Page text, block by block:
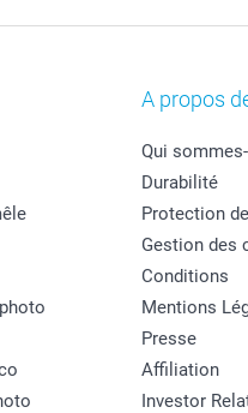
A propos
Qui
Durabilité
Protection
Gestion des
Conditions
Mentions
Presse
Affiliation
Investor